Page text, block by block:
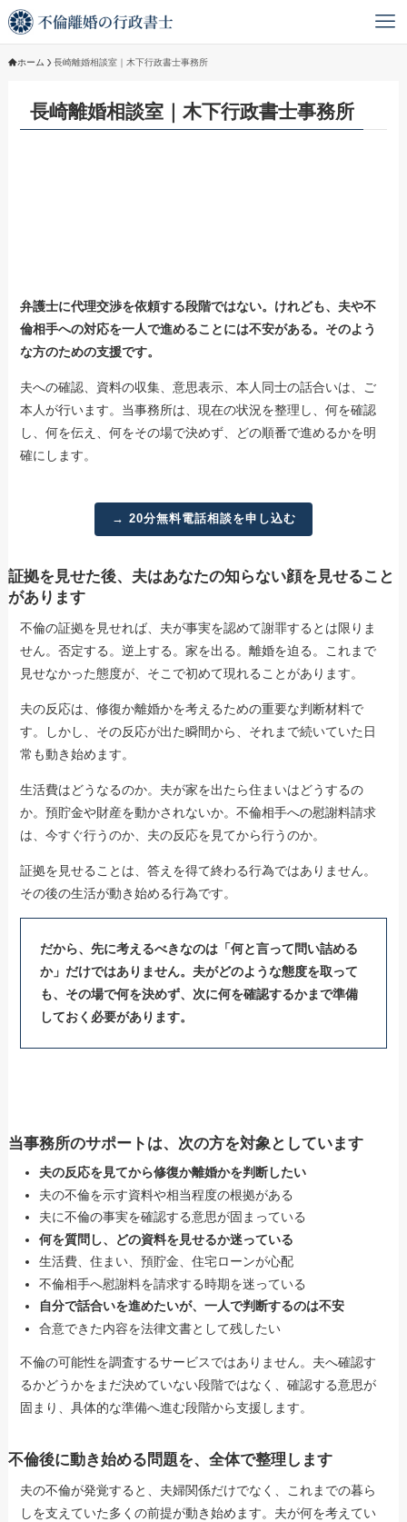
ホーム 長崎離婚相談室｜木下行政書士事務所
長崎離婚相談室｜木下行政書士事務所
弁護士に代理交渉を依頼する段階ではない。けれども、夫や不
倫相手への対応を一人で進めることには不安がある。そのよう
な方のための支援です。
夫への確認、資料の収集、意思表示、本人同士の話合いは、ご
本人が行います。当事務所は、現在の状況を整理し、何を確認
し、何を伝え、何をその場で決めず、どの順番で進めるかを明
確にします。
→ 20分無料電話相談を申し込む
証拠を見せた後、夫はあなたの知らない顔を見せること
があります
不倫の証拠を見せれば、夫が事実を認めて謝罪するとは限りま
せん。否定する。逆上する。家を出る。離婚を迫る。これまで
見せなかった態度が、そこで初めて現れることがあります。
夫の反応は、修復か離婚かを考えるための重要な判断材料で
す。しかし、その反応が出た瞬間から、それまで続いていた日
常も動き始めます。
生活費はどうなるのか。夫が家を出たら住まいはどうするの
か。預貯金や財産を動かされないか。不倫相手への慰謝料請求
は、今すぐ行うのか、夫の反応を見てから行うのか。
証拠を見せることは、答えを得て終わる行為ではありません。
その後の生活が動き始める行為です。
だから、先に考えるべきなのは「何と言って問い詰める
か」だけではありません。夫がどのような態度を取って
も、その場で何を決めず、次に何を確認するかまで準備
しておく必要があります。
当事務所のサポートは、次の方を対象としています
夫の反応を見てから修復か離婚かを判断したい
夫の不倫を示す資料や相当程度の根拠がある
夫に不倫の事実を確認する意思が固まっている
何を質問し、どの資料を見せるか迷っている
生活費、住まい、預貯金、住宅ローンが心配
不倫相手へ慰謝料を請求する時期を迷っている
自分で話合いを進めたいが、一人で判断するのは不安
合意できた内容を法律文書として残したい
不倫の可能性を調査するサービスではありません。夫へ確認す
るかどうかをまだ決めていない段階ではなく、確認する意思が
固まり、具体的な準備へ進む段階から支援します。
不倫後に動き始める問題を、全体で整理します
夫の不倫が発覚すると、夫婦関係だけでなく、これまでの暮ら
しを支えていた多くの前提が動き始めます。夫が何を考えてい